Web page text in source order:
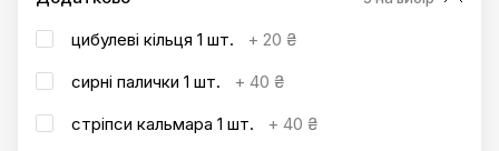
цибулеві кільця 1 шт. + 20 ₴
сирні палички 1 шт.
+ 40 ₴
стріпси кальмара 1 шт.
+ 40 ₴